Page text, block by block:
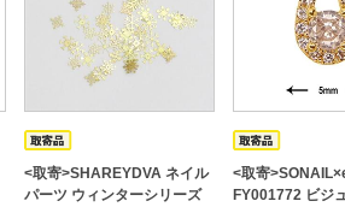
<取寄>SHAREYDVA ネイル
パーツ ウィンターシリーズ
<取寄
FY001772 ビジ